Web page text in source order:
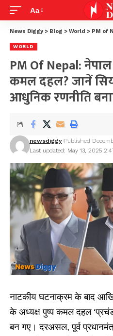
Aa
News Diggy > Blog > World > PM of Nepal:
WORLD
PM Of Nepal:
कमल दहल? जानें
आधुनिक रणनीति
Last updated: May 13, 2025
newsdiggy Published
नाटकीय घटनाक्रम के बाद
के अध्यक्ष पुष्प कमल दहल
बन गए। दरअसल, पूर्व